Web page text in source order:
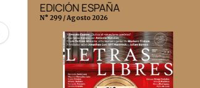
EDICIÓN ESPAÑA
N° 299 / Agosto 2026